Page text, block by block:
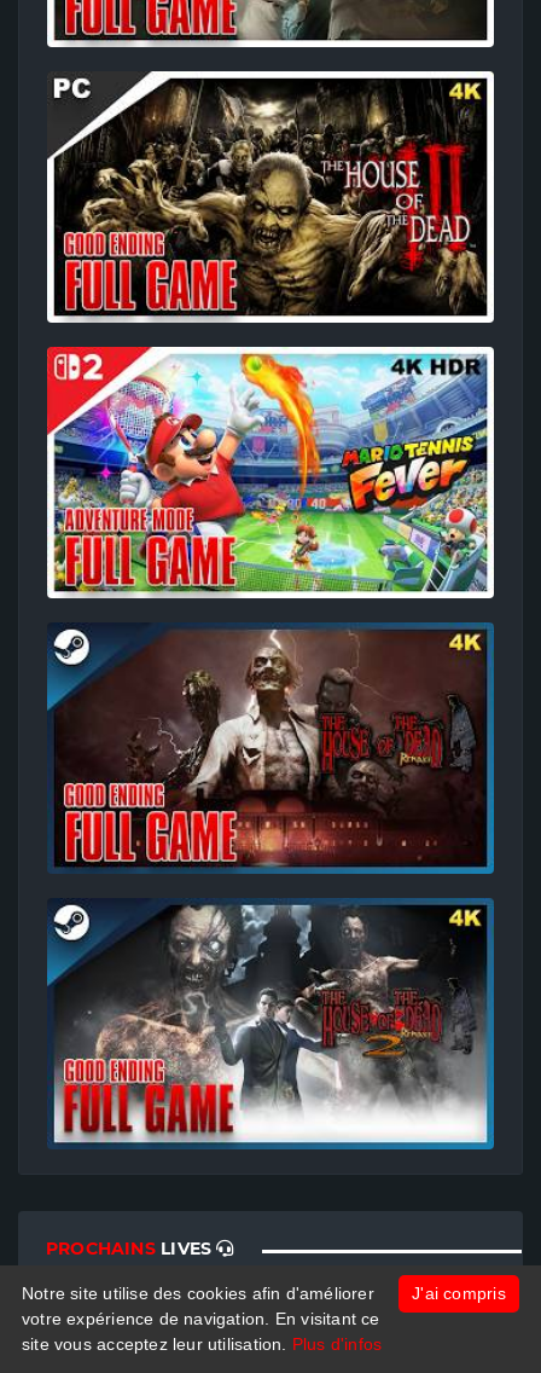
PROCHAINSLIVES
Rien de prévu pour le moment...
J'ai compris
Notre site utilise des cookies afin d'améliorer
votre expérience de navigation. En visitant ce
site vous acceptez leur utilisation. Plus d'infos